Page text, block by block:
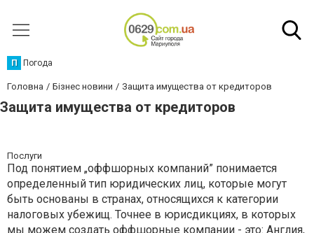
П Погода
Головна Бізнес новини Защита имущества от кредиторов
Защита имущества от кредиторов
Послуги
Под понятием „оффшорных компаний” понимается
определенный тип юридических лиц, которые могут
быть основаны в странах, относящихся к категории
налоговых убежищ. Точнее в юрисдикциях, в которых
мы можем создать оффшорные компании - это: Англия,